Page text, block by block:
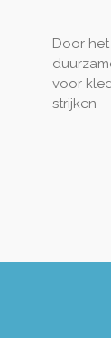
Door
voor
strijken